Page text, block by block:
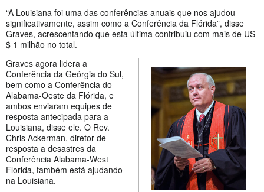
“A Louisiana foi uma das conferências anuais que nos ajudou
significativamente, assim como a Conferência da Flórida”, disse
Graves, acrescentando que esta última contribuiu com mais de US
$ 1 milhão no total.
Graves agora lidera a
Conferência da Geórgia do Sul,
bem como a Conferência do
Alabama-Oeste da Flórida, e
ambos enviaram equipes de
resposta antecipada para a
Louisiana, disse ele. O Rev.
Chris Ackerman, diretor de
resposta a desastres da
Conferência Alabama-West
Florida, também está ajudando
na Louisiana.